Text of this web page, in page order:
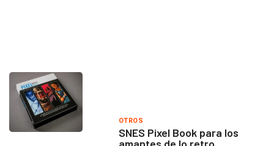
OTROS
SNES Pixel Book para los